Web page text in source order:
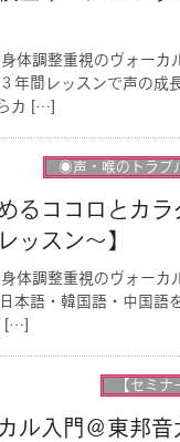
体調整重視のヴォーカ
年間レッスンで声の成
カ […]
◉声・喉のトラブ
るココロとカ
ッスン〜】
体調整重視のヴォーカ
本語・韓国語・中国語
[…]
【セミ
ル入門＠東邦